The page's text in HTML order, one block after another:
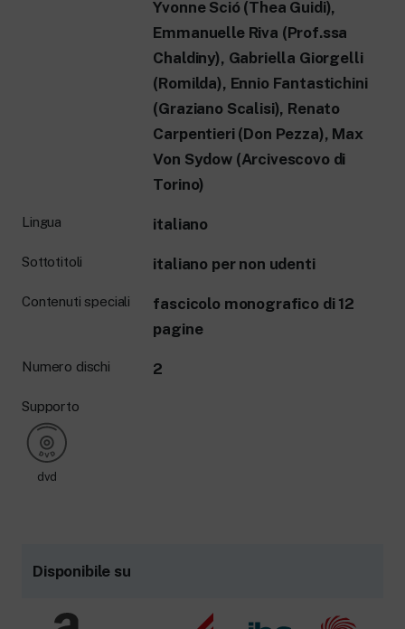
Yvonne Sció (Thea Guidi),
Emmanuelle Riva (Prof.ssa
Chaldiny), Gabriella Giorgelli
(Romilda), Ennio Fantastichini
(Graziano Scalisi), Renato
Carpentieri (Don Pezza), Max
Von Sydow (Arcivescovo di
Torino)
Lingua italiano
Sottotitoli italiano per non udenti
Contenuti speciali
fascicolo monografico di 12
pagine
Numero dischi 2
Supporto
dvd
Disponibile su